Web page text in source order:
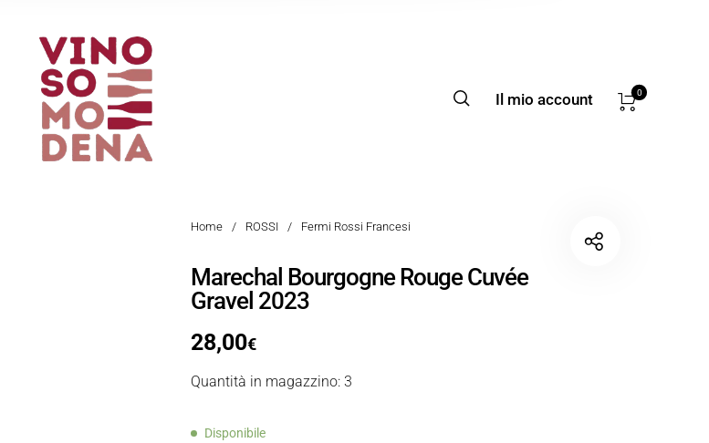
Il mio account 0
Home / ROSSI / Fermi Rossi Francesi
Marechal Bourgogne Rouge Cuvée
Gravel 2023
28,00€
Quantità in magazzino: 3
Disponibile